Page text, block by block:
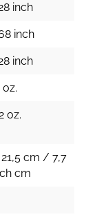
inch
inch
inch
oz.
21,5 cm / 7,7
cm